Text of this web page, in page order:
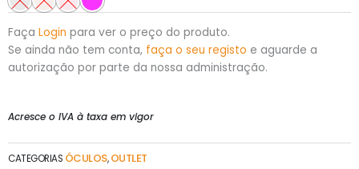
Faça Login para ver o preço do produto.
Se ainda não tem conta, faça o seu registo e aguarde a
autorização por parte da nossa administração.
Acresce o IVA à taxa em vigor
CATEGORIAS ÓCULOS,OUTLET